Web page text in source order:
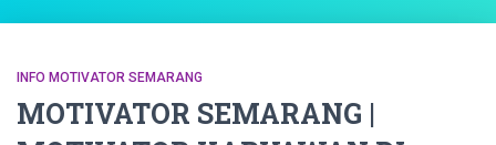
INFO MOTIVATOR SEMARANG
MOTIVATOR SEMARANG |